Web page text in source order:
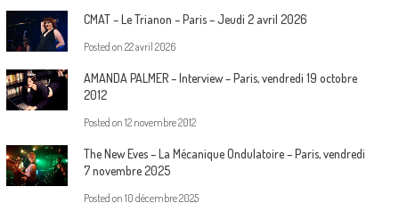
CMAT – Le Trianon – Paris – Jeudi 2 avril 2026
Posted on 22 avril 2026
AMANDA PALMER – Interview – Paris, vendredi 19 octobre
2012
Posted on 12 novembre 2012
The New Eves – La Mécanique Ondulatoire – Paris, vendredi
7 novembre 2025
Posted on 10 décembre 2025